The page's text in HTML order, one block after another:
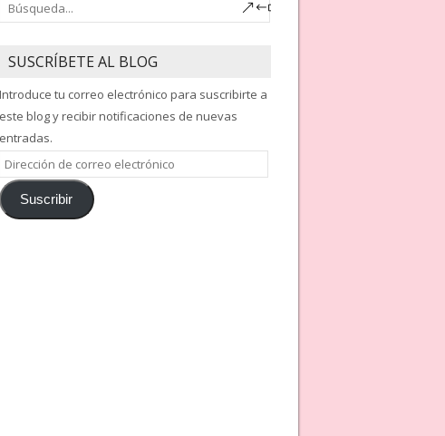
SUSCRÍBETE AL BLOG
Introduce tu correo electrónico para suscribirte a
este blog y recibir notificaciones de nuevas
entradas.
Dirección
de
correoSuscribir